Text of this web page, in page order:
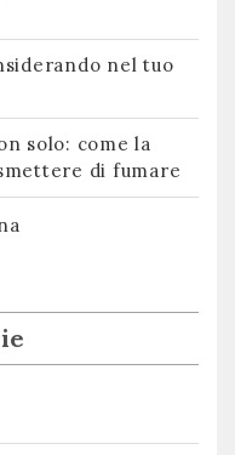
nel tuo
solo: come la
di fumare